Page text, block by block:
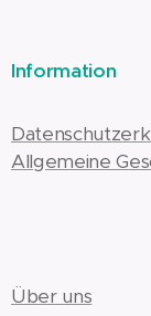
Information
Allgemeine
Über uns